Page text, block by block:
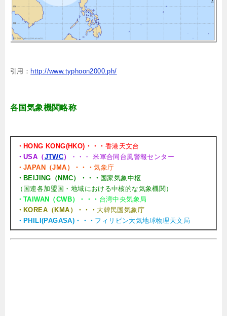
引用： http://www.typhoon2000.ph/
各国気象機関略称
・HONG KONG(HKO)・・・ 香港天文台
・USA（JTWC）
・・・ 米軍合同台風警報センター
・JAPAN（JMA）・・・気象庁
・BEIJING（NMC）・・・ 国家気象中枢
（国連各加盟国・地域における中核的な気象機関）
・TAIWAN（CWB）・・・ 台湾中央気象局
・KOREA（KMA）・・・ 大韓民国気象庁
・PHILI(PAGASA)・・・ フィリピン大気地球物理天文局